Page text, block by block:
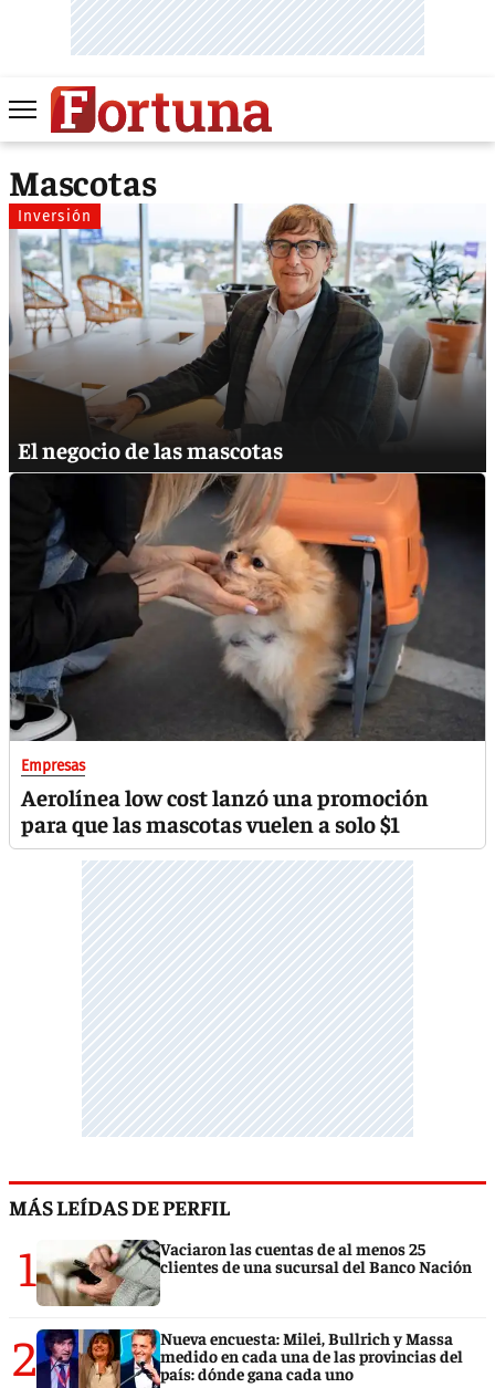
Mascotas
Inversión
El negocio de las mascotas
Empresas
Aerolínea low cost lanzó una promoción
para que las mascotas vuelen a solo $1
MÁS LEÍDAS DE PERFIL
1
Vaciaron las cuentas de al menos 25
clientes de una sucursal del Banco Nación
2
Nueva encuesta: Milei, Bullrich y Massa
medido en cada una de las provincias del
país: dónde gana cada uno